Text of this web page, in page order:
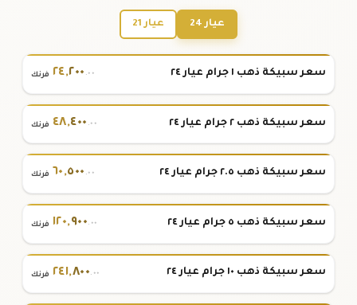
عيار 24 عيار 21
سعر سبيكة ذهب ١ جرام عيار ٢٤ ٢٤,٢٠٠ .٠٠ فرنك
سعر سبيكة ذهب ٢ جرام عيار ٢٤ ٤٨,٤٠٠ .٠٠ فرنك
سعر سبيكة ذهب ٢.٥ جرام عيار ٢٤ ٦٠,٥٠٠ .٠٠ فرنك
سعر سبيكة ذهب ٥ جرام عيار ٢٤ ١٢٠,٩٠٠.٠٠ فرنك
سعر سبيكة ذهب ١٠ جرام عيار ٢٤ ٢٤١,٨٠٠.٠٠ فرنك